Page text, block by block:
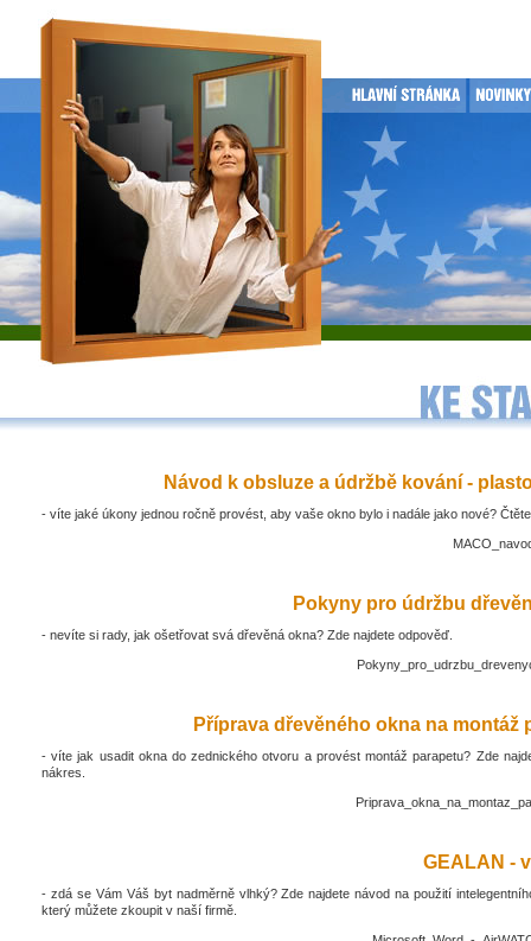
Návod k obsluze a údržbě kování -
- víte jaké úkony jednou ročně provést, aby vaše okno bylo i nadále jako nové?
Pokyny pro údržbu
- nevíte si rady, jak ošetřovat svá dřevěná okna? Zde najdete odpověď.
Příprava dřevěného okna na montáž
- víte jak usadit okna do zednického otvoru a provést montáž parapetu? Zde
nákres.
GEALAN -
- zdá se Vám Váš byt nadměrně vlhký? Zde najdete návod na použití
který můžete zkoupit v naší firmě.